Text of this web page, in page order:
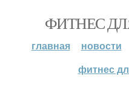
ФИТНЕС
главная новости
фитнес